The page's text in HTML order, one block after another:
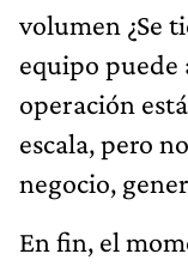
volumen ¿Se
equipo puede
operación
escala, pero
negocio,
En fin, el